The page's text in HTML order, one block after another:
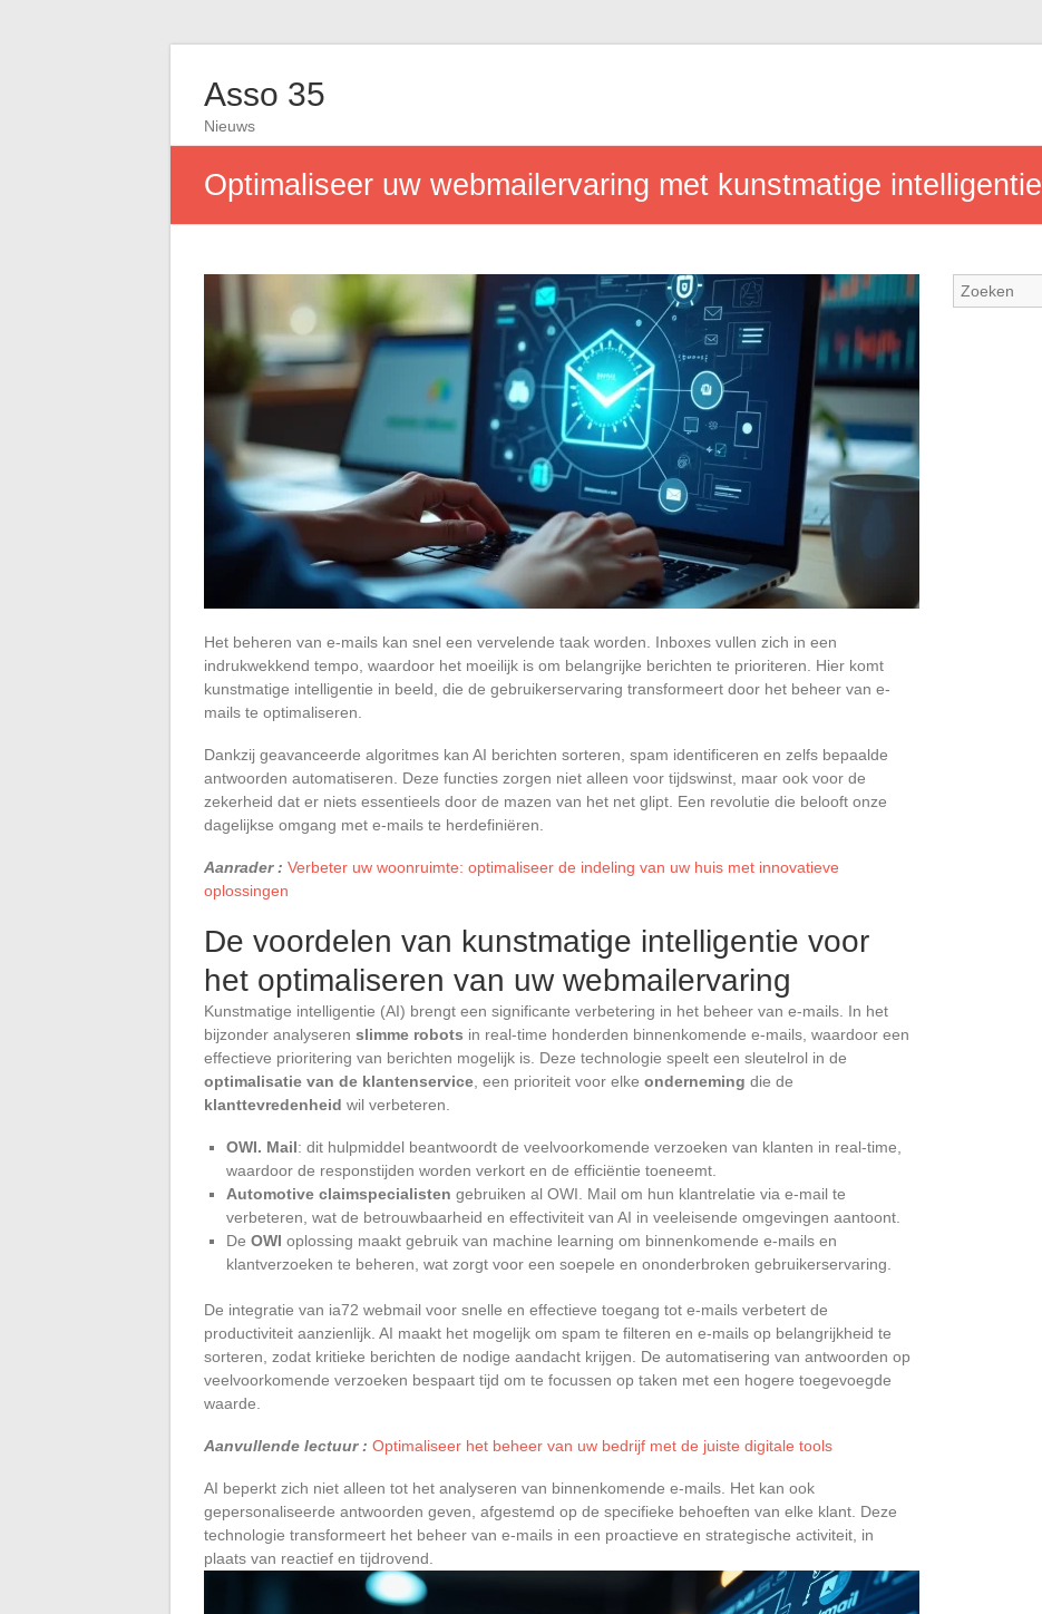
Asso 35
Nieuws
Optimaliseer uw webmailervaring met kunstmatige intelligentie
Het beheren van e-mails kan snel een vervelende taak worden. Inboxes vullen zich in een
indrukwekkend tempo, waardoor het moeilijk is om belangrijke berichten te prioriteren. Hier komt
kunstmatige intelligentie in beeld, die de gebruikerservaring transformeert door het beheer van e-
mails te optimaliseren.
Dankzij geavanceerde algoritmes kan AI berichten sorteren, spam identificeren en zelfs bepaalde
antwoorden automatiseren. Deze functies zorgen niet alleen voor tijdswinst, maar ook voor de
zekerheid dat er niets essentieels door de mazen van het net glipt. Een revolutie die belooft onze
dagelijkse omgang met e-mails te herdefiniëren.
Aanrader : Verbeter uw woonruimte: optimaliseer de indeling van uw huis met innovatieve
oplossingen
De voordelen van kunstmatige intelligentie voor
het optimaliseren van uw webmailervaring
Kunstmatige intelligentie (AI) brengt een significante verbetering in het beheer van e-mails. In het
bijzonder analyseren slimme robots in real-time honderden binnenkomende e-mails, waardoor een
effectieve prioritering van berichten mogelijk is. Deze technologie speelt een sleutelrol in de
optimalisatie van de klantenservice , een prioriteit voor elke onderneming die de
klanttevredenheid wil verbeteren.
OWI. Mail: dit hulpmiddel beantwoordt de veelvoorkomende verzoeken van klanten in real-time,
waardoor de responstijden worden verkort en de efficiëntie toeneemt.
Automotive claimspecialisten gebruiken al OWI. Mail om hun klantrelatie via e-mail te
verbeteren, wat de betrouwbaarheid en effectiviteit van AI in veeleisende omgevingen aantoont.
De OWI oplossing maakt gebruik van machine learning om binnenkomende e-mails en
klantverzoeken te beheren, wat zorgt voor een soepele en ononderbroken gebruikerservaring.
De integratie van ia72 webmail voor snelle en effectieve toegang tot e-mails verbetert de
productiviteit aanzienlijk. AI maakt het mogelijk om spam te filteren en e-mails op belangrijkheid te
sorteren, zodat kritieke berichten de nodige aandacht krijgen. De automatisering van antwoorden op
veelvoorkomende verzoeken bespaart tijd om te focussen op taken met een hogere toegevoegde
waarde.
Aanvullende lectuur : Optimaliseer het beheer van uw bedrijf met de juiste digitale tools
AI beperkt zich niet alleen tot het analyseren van binnenkomende e-mails. Het kan ook
gepersonaliseerde antwoorden geven, afgestemd op de specifieke behoeften van elke klant. Deze
technologie transformeert het beheer van e-mails in een proactieve en strategische activiteit, in
plaats van reactief en tijdrovend.